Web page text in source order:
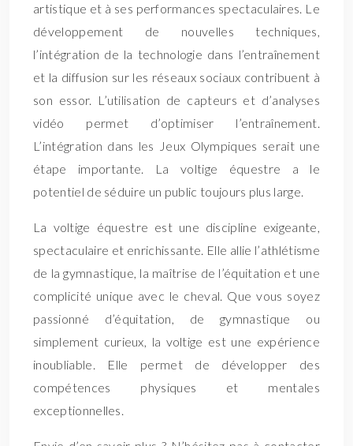
artistique et à ses performances spectaculaires. Le
développement de nouvelles techniques,
l’intégration de la technologie dans l’entraînement
et la diffusion sur les réseaux sociaux contribuent à
son essor. L’utilisation de capteurs et d’analyses
vidéo permet d’optimiser l’entraînement.
L’intégration dans les Jeux Olympiques serait une
étape importante. La voltige équestre a le
potentiel de séduire un public toujours plus large.
La voltige équestre est une discipline exigeante,
spectaculaire et enrichissante. Elle allie l’athlétisme
de la gymnastique, la maîtrise de l’équitation et une
complicité unique avec le cheval. Que vous soyez
passionné d’équitation, de gymnastique ou
simplement curieux, la voltige est une expérience
inoubliable. Elle permet de développer des
compétences physiques et mentales
exceptionnelles.